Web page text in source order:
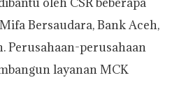
Bersaudara, Bank Aceh,
Perusahaan-perusahaan
layanan MCK